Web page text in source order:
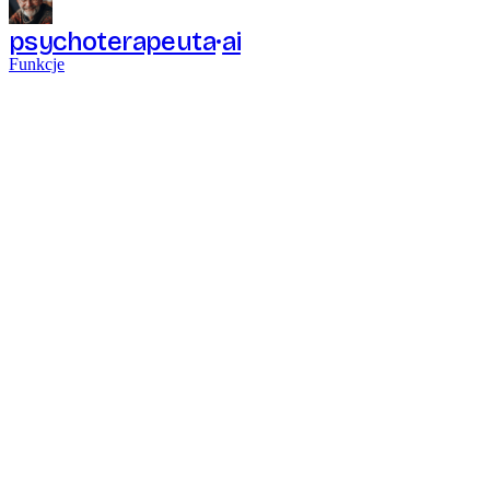
psychoterapeuta ai
Funkcje